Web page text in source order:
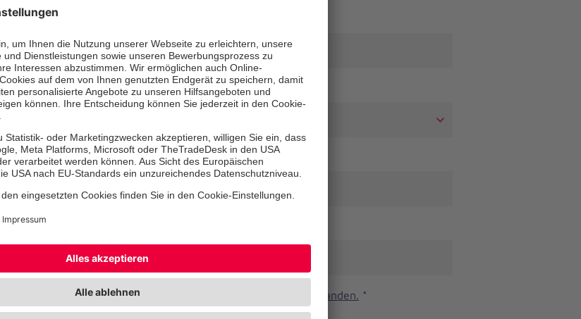
PLZ*
Bundesland
Telefonnummer
Ihre E-Mail-Adresse
Ich habe die Datenschutzbestimmungen gelesen und verstanden. *